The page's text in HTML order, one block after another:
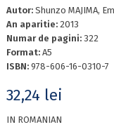
Autor: Shunzo MAJIMA,
An aparitie: 2013
Numar de pagini: 322
Format: A5
ISBN: 978-606-16-0310-7
32,24 lei
IN ROMANIAN